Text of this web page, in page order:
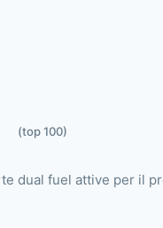
(top 100)
dual fuel attive per il